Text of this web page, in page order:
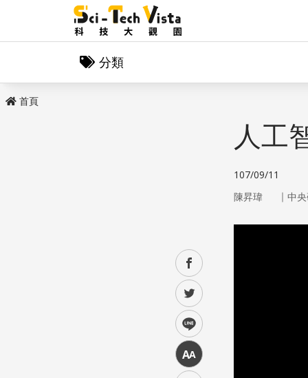
分類
首頁
facebook
twitter
line
中
人工
107/09/11
陳昇瑋 ｜ 中